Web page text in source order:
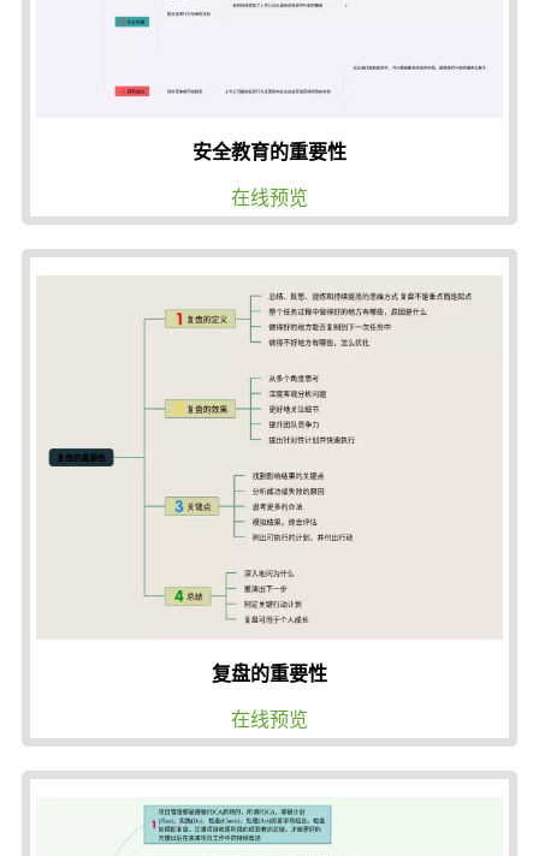
安全教育的重要性
在线预览
复盘的重要性
在线预览